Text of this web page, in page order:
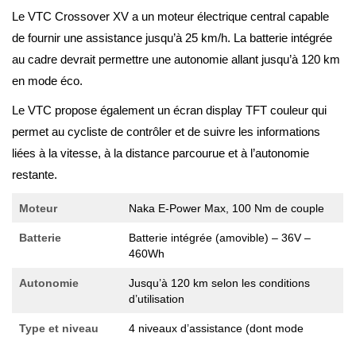
Le VTC Crossover XV a un moteur électrique central capable
de fournir une assistance jusqu’à 25 km/h. La batterie intégrée
au cadre devrait permettre une autonomie allant jusqu’à 120 km
en mode éco.
Le VTC propose également un écran display TFT couleur qui
permet au cycliste de contrôler et de suivre les informations
liées à la vitesse, à la distance parcourue et à l’autonomie
restante.
Moteur Naka E-Power Max, 100 Nm de couple
Batterie
Batterie intégrée (amovible) – 36V –
460Wh
Autonomie
Jusqu’à 120 km selon les conditions
d’utilisation
Type et niveau
4 niveaux d’assistance (dont mode